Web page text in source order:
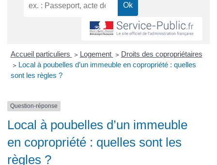
Accueil particuliers > Logement > Droits des copropriétaires
> Local à poubelles d’un immeuble en copropriété : quelles
sont les règles ?
Question-réponse
Local à poubelles d’un immeuble
en copropriété : quelles sont les
règles ?